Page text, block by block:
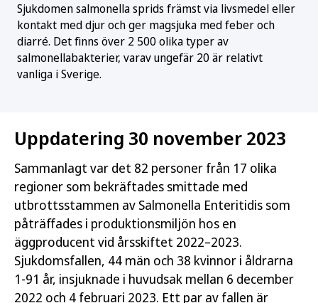
Sjukdomen salmonella sprids främst via livsmedel eller
kontakt med djur och ger magsjuka med feber och
diarré. Det finns över 2 500 olika typer av
salmonellabakterier, varav ungefär 20 är relativt
vanliga i Sverige.
Uppdatering 30 november 2023
Sammanlagt var det 82 personer från 17 olika
regioner som bekräftades smittade med
utbrottsstammen av Salmonella Enteritidis som
påträffades i produktionsmiljön hos en
äggproducent vid årsskiftet 2022–2023.
Sjukdomsfallen, 44 män och 38 kvinnor i åldrarna
1-91 år, insjuknade i huvudsak mellan 6 december
2022 och 4 februari 2023. Ett par av fallen är